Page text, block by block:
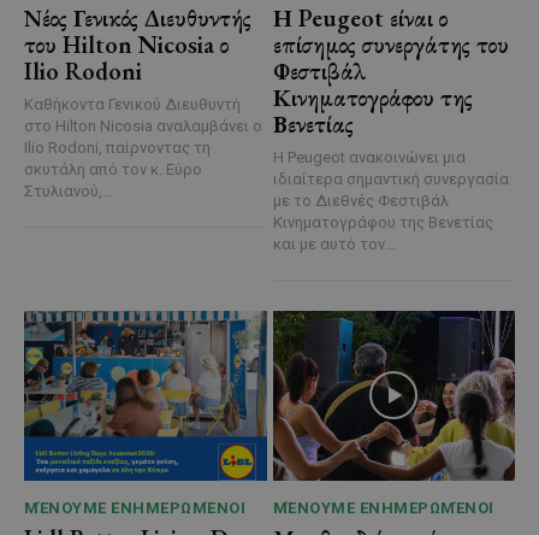
Νέος Γενικός Διευθυντής
του Hilton Nicosia ο
Ilio Rodoni
Καθήκοντα Γενικού Διευθυντή
στο Hilton Nicosia αναλαμβάνει ο
Ilio Rodoni, παίρνοντας τη
σκυτάλη από τον κ. Εύρο
Στυλιανού,...
Η Peugeot είναι ο
επίσημος συνεργάτης του
Φεστιβάλ
Κινηματογράφου της
Βενετίας
Η Peugeot ανακοινώνει μια
ιδιαίτερα σημαντική συνεργασία
με το Διεθνές Φεστιβάλ
Κινηματογράφου της Βενετίας
και με αυτό τον...
ΜΈΝΟΥΜΕ ΕΝΗΜΕΡΩΜΈΝΟΙ ΜΈΝΟΥΜΕ ΕΝΗΜΕΡΩΜΈΝΟΙ